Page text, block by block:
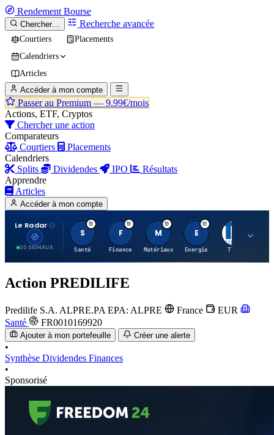
Rendement Bourse
Chercher… Recherche avancée
Courtiers
Placements
Calendriers
Articles
Accéder à mon compte
Passer au Premium — 9.99€/mois
Actions, ETF, Cryptos
Chercher une action
Comparateurs
Courtiers
Placements
Calendriers
Splits
Dividendes IPO
Résultats
Apprendre
Articles
Accéder à mon compte
Le Radar
20 SIGNAUX
S
Santé
F
Finance
M
Matériaux
E
Energie TTWO
Action PREDILIFE
Predilife S.A. ALPRE.PA EPA: ALPRE France
EUR
Santé
FR0010169920
Ajouter à mon portefeuille Créer une alerte
•
Synthèse Dividendes Finances
•
Sponsorisé